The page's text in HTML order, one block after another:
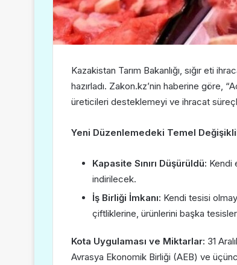
Kazakistan Tarım Bakanlığı, sığır eti
hazırladı. Zakon.kz’nin haberine göre,
üreticileri desteklemeyi ve ihracat
Yeni Düzenlemedeki Temel
Kapasite Sınırı Düşürüldü: Kendi
indirilecek.
İş Birliği İmkanı: Kendi tesisi
çiftliklerine, ürünlerini başka
Kota Uygulaması ve Miktarlar: 31
Avrasya Ekonomik Birliği (AEB) ve